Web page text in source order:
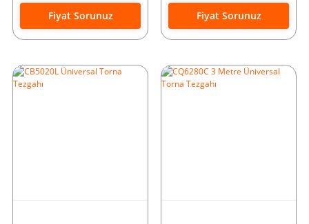
Fiyat Sorunuz Fiyat Sorunuz